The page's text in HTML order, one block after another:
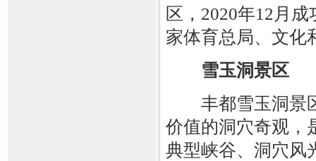
区，2020年12月
家体育总局、文化
雪玉洞景区
丰都雪玉洞景
价值的洞穴奇观，
典型峡谷、洞穴风